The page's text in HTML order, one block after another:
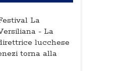
La
- La
lucchese
torna alla